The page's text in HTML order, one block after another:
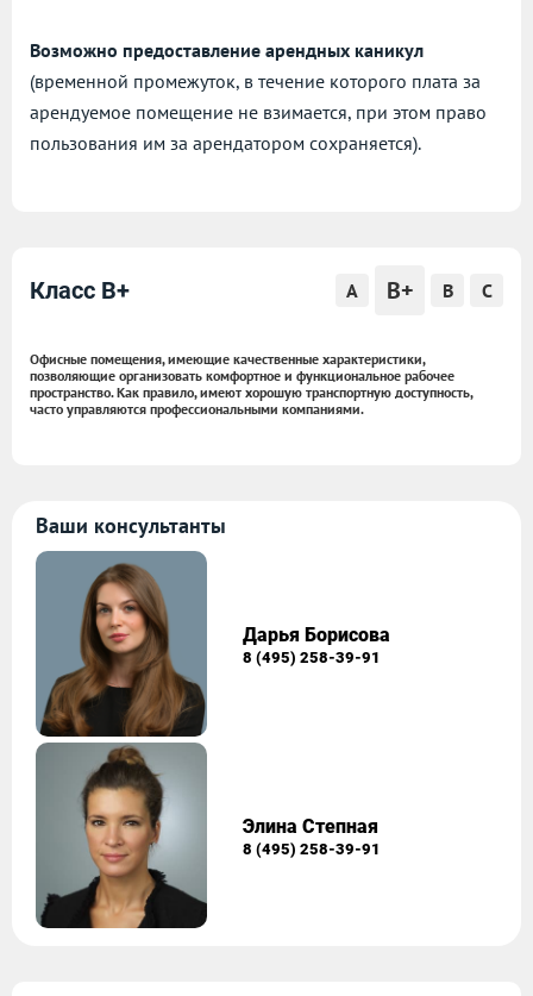
Возможно предоставление арендных каникул
(временной промежуток, в течение которого плата за
арендуемое помещение не взимается, при этом право
пользования им за арендатором сохраняется).
Класс B+ A B+ B C
Офисные помещения, имеющие качественные характеристики,
позволяющие организовать комфортное и функциональное рабочее
пространство. Как правило, имеют хорошую транспортную доступность,
часто управляются профессиональными компаниями.
Ваши консультанты
Дарья Борисова
8 (495) 258-39-91
Элина Степная
8 (495) 258-39-91